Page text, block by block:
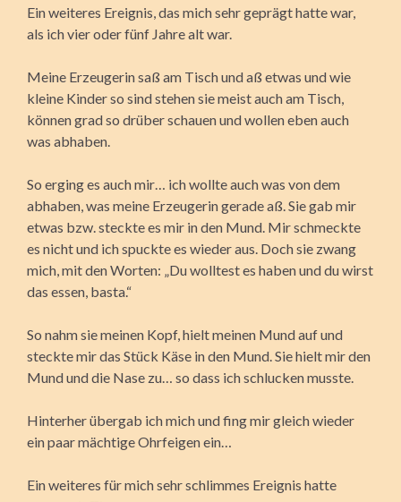
Ein weiteres Ereignis, das mich sehr geprägt hatte war,
als ich vier oder fünf Jahre alt war.
Meine Erzeugerin saß am Tisch und aß etwas und wie
kleine Kinder so sind stehen sie meist auch am Tisch,
können grad so drüber schauen und wollen eben auch
was abhaben.
So erging es auch mir… ich wollte auch was von dem
abhaben, was meine Erzeugerin gerade aß. Sie gab mir
etwas bzw. steckte es mir in den Mund. Mir schmeckte
es nicht und ich spuckte es wieder aus. Doch sie zwang
mich, mit den Worten: „Du wolltest es haben und du wirst
das essen, basta.“
So nahm sie meinen Kopf, hielt meinen Mund auf und
steckte mir das Stück Käse in den Mund. Sie hielt mir den
Mund und die Nase zu… so dass ich schlucken musste.
Hinterher übergab ich mich und fing mir gleich wieder
ein paar mächtige Ohrfeigen ein…
Ein weiteres für mich sehr schlimmes Ereignis hatte